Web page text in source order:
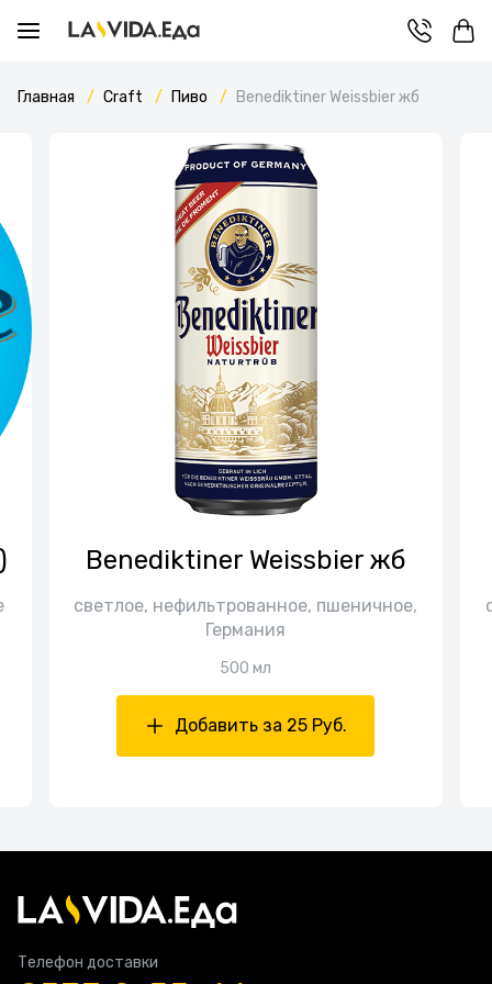
Главная Craft Пиво Benediktiner Weissbier жб
Benediktiner Weissbier жб
светлое, нефильтрованное, пшеничное,
Германия
500 мл
Добавить за 25 Руб.
Телефон доставки